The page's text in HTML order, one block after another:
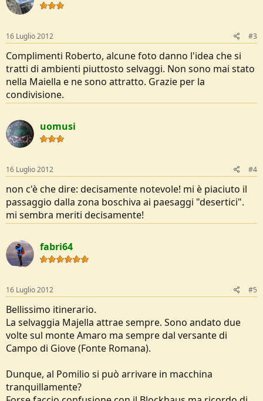
16 Luglio 2012 #3
Complimenti Roberto, alcune foto danno l'idea che si
tratti di ambienti piuttosto selvaggi. Non sono mai stato
nella Maiella e ne sono attratto. Grazie per la
condivisione.
uomusi
16 Luglio 2012 #4
non c'è che dire: decisamente notevole! mi è piaciuto il
passaggio dalla zona boschiva ai paesaggi "desertici".
mi sembra meriti decisamente!
fabri64
16 Luglio 2012 #5
Bellissimo itinerario.
La selvaggia Majella attrae sempre. Sono andato due
volte sul monte Amaro ma sempre dal versante di
Campo di Giove (Fonte Romana).
Dunque, al Pomilio si può arrivare in macchina
tranquillamente?